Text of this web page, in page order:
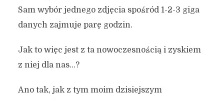
Sam wybór jednego zdjęcia spośród 1-2-3 giga
danych zajmuje parę godzin.
Jak to więc jest z ta nowoczesnością i zyskiem
z niej dla nas…?
Ano tak, jak z tym moim dzisiejszym